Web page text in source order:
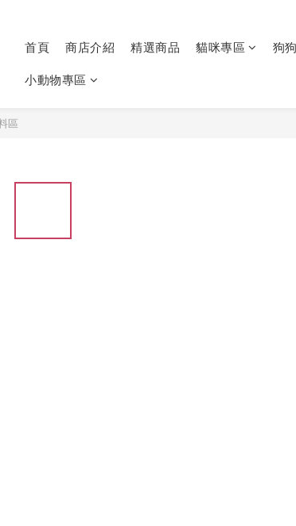
首頁 商店介紹 精選商品 貓咪專區 狗
小動物專區
區